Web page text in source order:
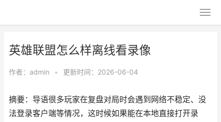
英雄联盟怎么样离线看录像
作者： admin • 更新时间：2026-06-04
摘要：导语很多玩家在复盘对局时会遇到网络不稳定、没
法登录客户端等情况，这时候如果能在本地直接打开录